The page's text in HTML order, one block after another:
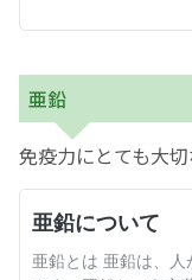
亜鉛
免疫力にとても大